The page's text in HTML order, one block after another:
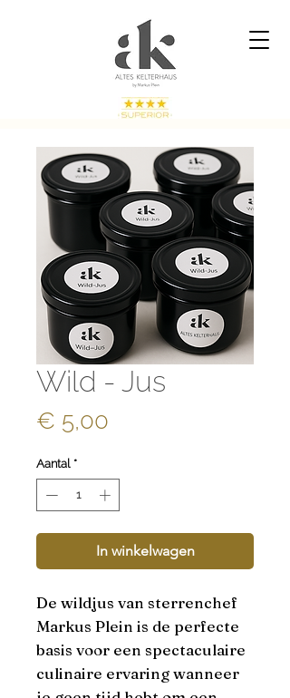
Wild - Jus
€ 5,00
Aantal *
In winkelwagen
De wildjus van sterrenchef
Markus Plein is de perfecte
basis voor een spectaculaire
culinaire ervaring wanneer